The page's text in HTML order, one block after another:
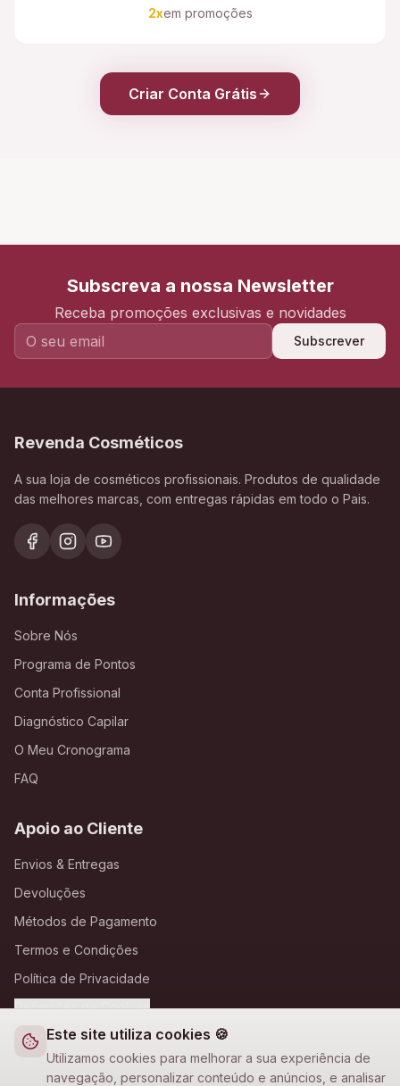
Este site utiliza cookies 🍪
Utilizamos cookies para melhorar a sua experiência de
navegação, personalizar conteúdo e anúncios, e analisar
2xem promoções
Criar Conta Grátis
Subscreva a nossa Newsletter
Receba promoções exclusivas e novidades
Subscrever
Revenda Cosméticos
A sua loja de cosméticos profissionais. Produtos de qualidade
das melhores marcas, com entregas rápidas em todo o Pais.
Informações
Sobre Nós
Programa de Pontos
Conta Profissional
Diagnóstico Capilar
O Meu Cronograma
FAQ
Apoio ao Cliente
Envios & Entregas
Devoluções
Métodos de Pagamento
Termos e Condições
Política de Privacidade
Definições de Cookies
A Loja Nova